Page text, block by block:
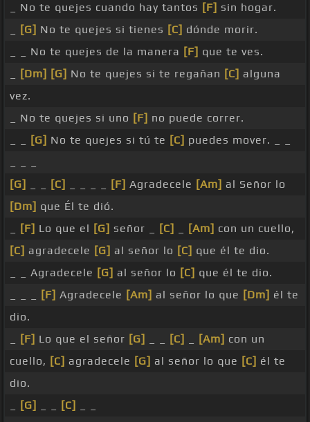
_ No te quejes cuando hay tantos [F] sin hogar.
[G] No te quejes si tienes [C] dónde morir.
_ _ No te quejes de la manera [F] que te ves.
[Dm] [G] No te quejes si te regañan [C] alguna
vez.
_ No te quejes si uno [F] no puede correr.
[G] No te quejes si tú te [C] puedes mover. _ _
[G]
[C] [F] Agradecele [Am] al Señor lo
[Dm] que Él te dió.
[F] Lo que el [G] señor _ [C] [Am] con un cuello,
[C] agradecele [G] al señor lo [C] que él te dio.
_ _ Agradecele [G] al señor lo [C] que él te dio.
[F] Agradecele [Am] al señor lo que [Dm] él te
dio.
[F] Lo que el señor [G] [C] [Am] con un
cuello, [C] agradecele [G] al señor lo que [C] él te
dio.
[G] [C]